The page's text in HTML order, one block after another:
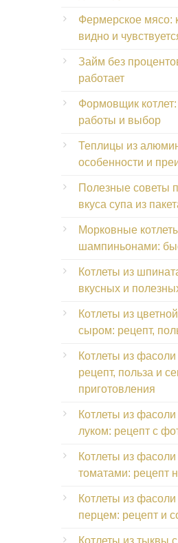
Фермерское мясо:
видно и
Займ без
работает
Формовщик
работы и выбор
Теплицы из
особенности и
Полезные советы
вкуса супа из
Морковные
шампиньонами:
Котлеты из
вкусных и
Котлеты из
сыром: рецепт,
Котлеты из
рецепт, польза и
приготовления
Котлеты из
луком: рецепт с
Котлеты из фасоли
томатами: рецепт
Котлеты из фасоли
перцем: рецепт и
Котлеты из тыквы